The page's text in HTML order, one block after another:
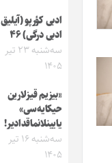
ادبی کؤرپو (آیلیق
ادبی درگی) ۴۶
سه‌شنبه ۲۳ تیر
۱۴۰۵
«بیزیم قیزلارین
حیکایه‌سی»
یایینلانماقدادیر!
سه‌شنبه ۱۶ تیر
۱۴۰۵